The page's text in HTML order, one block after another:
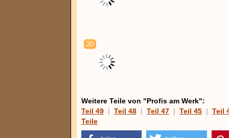
20
Weitere Teile von "Profis am Werk":
Teil 49 | Teil 48 | Teil 47 | Teil 45 | Teil
Teile